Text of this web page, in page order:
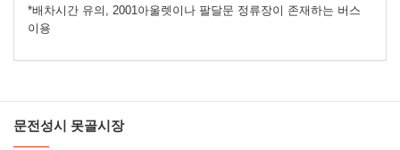
*배차시간 유의, 2001아울렛이나 팔달문 정류장이 존재하는 버스
이용
문전성시 못골시장